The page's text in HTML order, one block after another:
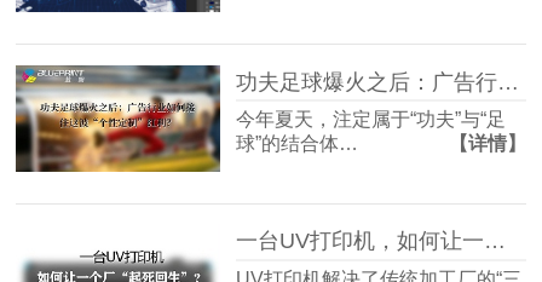
功夫足球爆火之后：广告行业如何接住这波“个性定制”红利？
今年夏天，注定属于“功夫”与“足
球”的结合体…
【详情】
一台UV打印机，如何让一个厂“起死回生”？